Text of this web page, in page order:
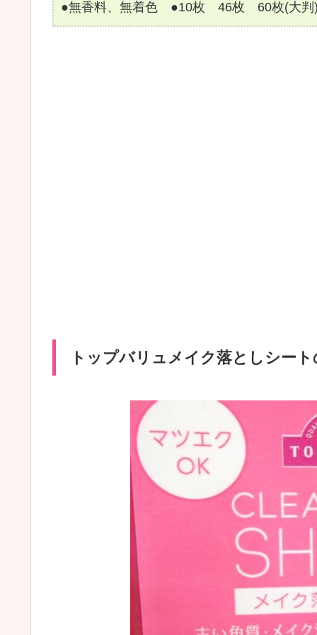
●無香料、無着色 ●10枚 46枚 60枚(大判
トップバリュメイク落としシート